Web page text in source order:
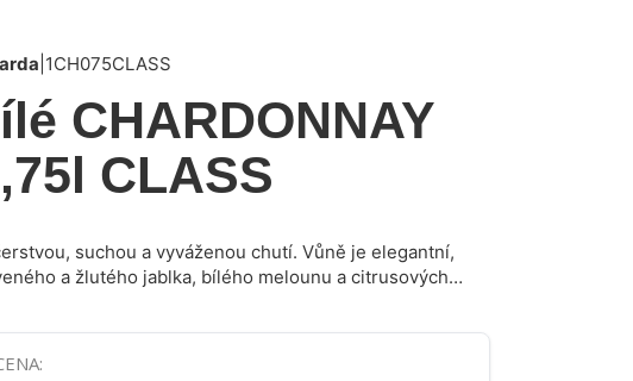
1CH075CLASS
CHARDONNAY
CLASS
suchou a vyváženou chutí. Vůně je elegantní,
a žlutého jablka, bílého melounu a citrusových
skvěle doplní předkrmy, ryby, polévky a vývary i